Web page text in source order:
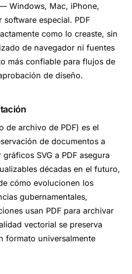
Windows, Mac, iPhone,
especial. PDF
como lo creaste, sin
de navegador ni fuentes
más confiable para flujos de
de diseño.
de archivo de PDF) es el
de documentos a
SVG a PDF asegura
décadas en el futuro,
cómo evolucionen los
gubernamentales,
usan PDF para archivar
vectorial se preserva
formato universalmente